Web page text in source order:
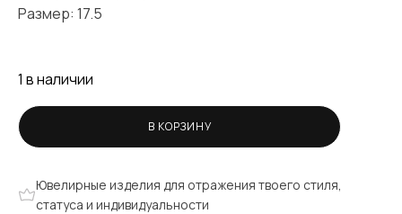
Размер: 17.5
1 в наличии
В КОРЗИНУ
Ювелирные изделия для отражения твоего стиля,
статуса и индивидуальности